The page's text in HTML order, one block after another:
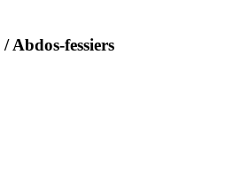
/ Abdos-fessiers